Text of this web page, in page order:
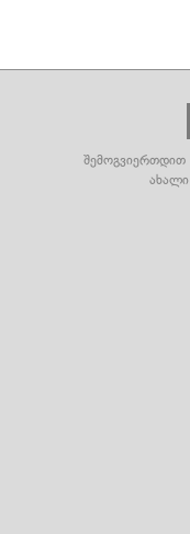
შემოგვიერთდით
ახალი